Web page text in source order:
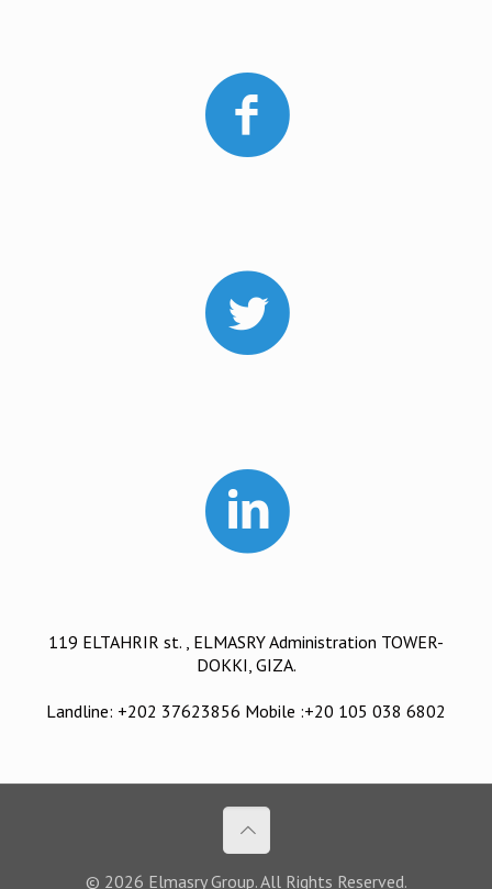
119 ELTAHRIR st. , ELMASRY Administration TOWER-
DOKKI, GIZA.
Landline: +202 37623856 Mobile :+20 105 038 6802
© 2026 Elmasry Group. All Rights Reserved.